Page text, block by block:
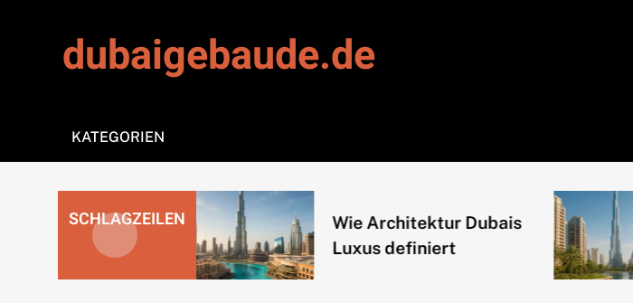
dubaigebaude.de
KATEGORIEN
SCHLAGZEILEN
Wie Architektur Dubais
Luxus definiert